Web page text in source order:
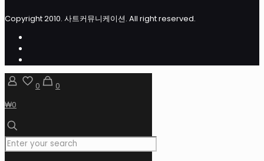
Copyright 2010. 사트커뮤니케이션. All right reserved.
0
0
₩0